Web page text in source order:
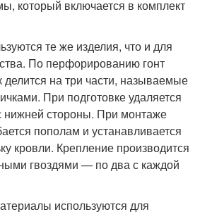
который включается в комплект
те же изделия, что и для
По перфорированию гонт
делится на три части, называемые
При подготовке удаляется
нижней стороны. При монтаже
пополам и устанавливается
кровли. Крепление производится
гвоздями — по два с каждой